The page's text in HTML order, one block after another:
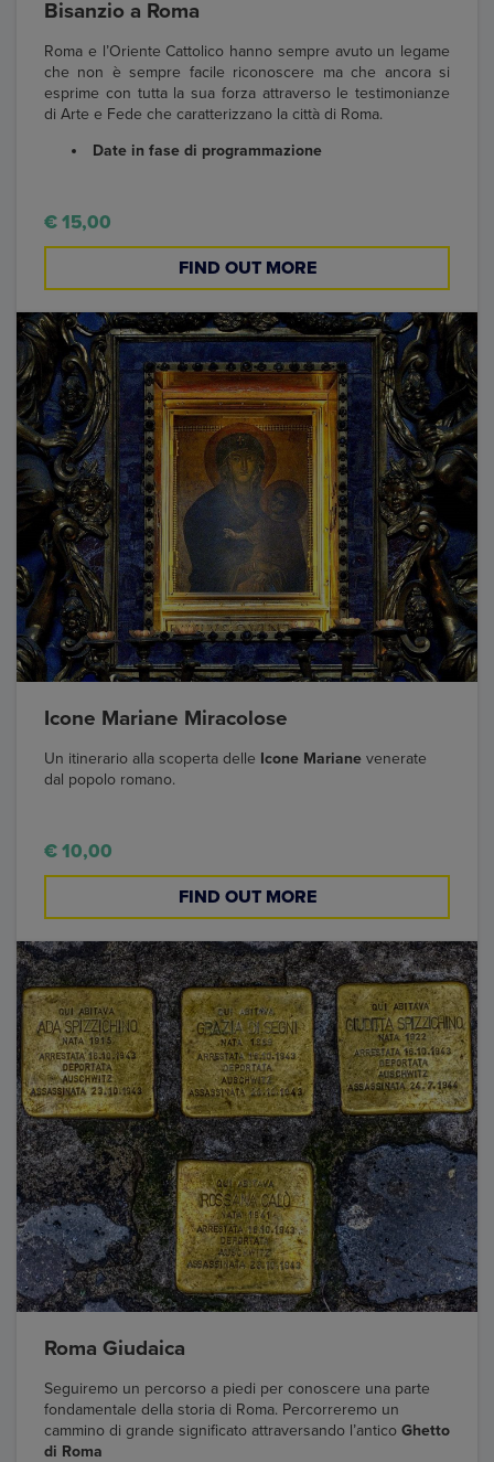
Bisanzio a Roma
Roma e l’Oriente Cattolico hanno sempre avuto un legame
che non è sempre facile riconoscere ma che ancora si
esprime con tutta la sua forza attraverso le testimonianze
di Arte e Fede che caratterizzano la città di Roma.
Date in fase di programmazione
€ 15,00
FIND OUT MORE
Icone Mariane Miracolose
Un itinerario alla scoperta delle Icone Mariane venerate
dal popolo romano.
€ 10,00
FIND OUT MORE
Roma Giudaica
Seguiremo un percorso a piedi per conoscere una parte
fondamentale della storia di Roma. Percorreremo un
cammino di grande significato attraversando l’antico Ghetto
di Roma